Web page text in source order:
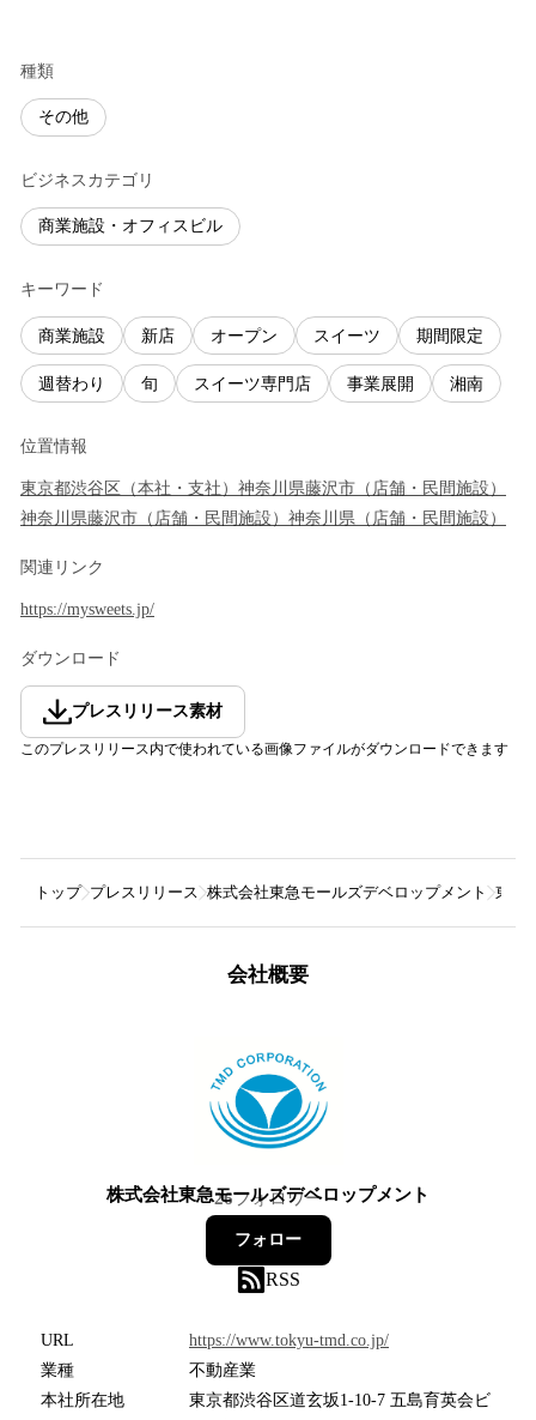
種類
その他
ビジネスカテゴリ
商業施設・オフィスビル
キーワード
商業施設 新店 オープン スイーツ 期間限定
週替わり 旬 スイーツ専門店 事業展開 湘南
位置情報
東京都渋谷区 （本社・支社 ） 神奈川県藤沢市 （ 店舗・民間施設 ）
神奈川県藤沢市 （ 店舗・民間施設 ） 神奈川県 （ 店舗・民間施設 ）
関連リンク
https://mysweets.jp/
ダウンロード
プレスリリース素材
このプレスリリース内で使われている画像ファイルがダウンロードできます
トップ プレスリリース 株式会社東急モールズデベロップメント 東急
会社概要
株式会社東急モールズデベロップメント
26フォロワー
フォロー
RSS
URL
https://www.tokyu-tmd.co.jp/
業種
不動産業
本社所在地
東京都渋谷区道玄坂1-10-7 五島育英会ビ